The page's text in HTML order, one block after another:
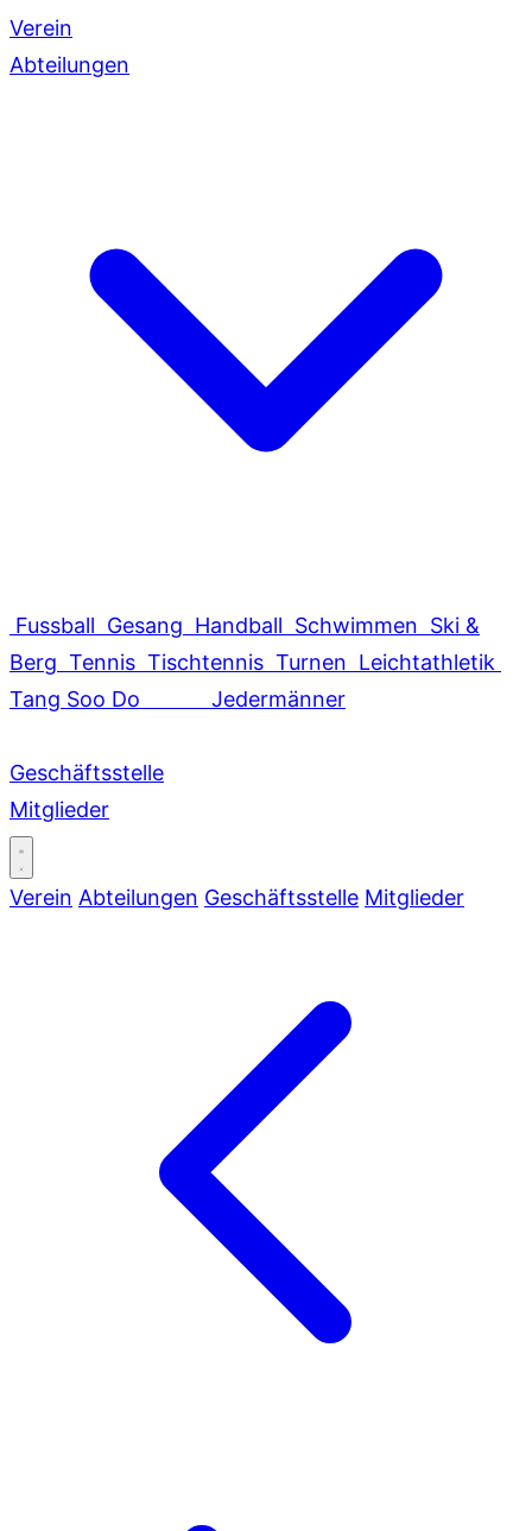
Verein
Abteilungen
Fussball Gesang Handball Schwimmen Ski &
Berg Tennis Tischtennis Turnen Leichtathletik
Tang Soo Do
Jedermänner
Geschäftsstelle
Mitglieder
Verein Abteilungen Geschäftsstelle Mitglieder